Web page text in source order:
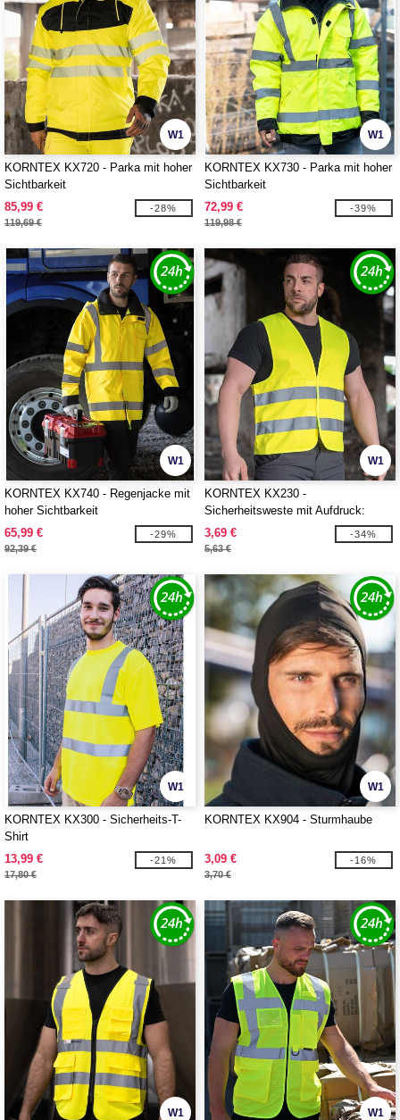
W1
KORNTEX KX720 - Parka mit hoher
Sichtbarkeit
85,99 €
119,69 €
-28%
W1
KORNTEX KX730 - Parka mit hoher
Sichtbarkeit
72,99 €
119,98 €
-39%
W1
KORNTEX KX740 - Regenjacke mit
hoher Sichtbarkeit
65,99 €
92,39 €
-29%
W1
KORNTEX KX230 -
Sicherheitsweste mit Aufdruck:
Besucher oder Sicherheit
3,69 €
5,63 €
-34%
W1
KORNTEX KX300 - Sicherheits-T-
Shirt
13,99 €
17,80 €
-21%
W1
KORNTEX KX904 - Sturmhaube
3,09 €
3,70 €
-16%
W1 W1